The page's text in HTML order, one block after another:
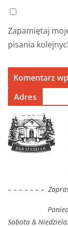
Zapamiętaj
pisania
Adres
– – – – – – –
Sobota &